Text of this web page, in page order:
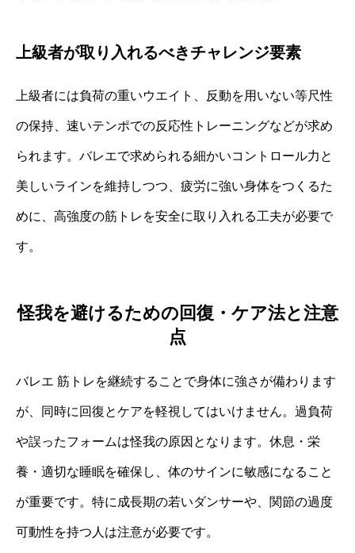
上級者が取り入れるべきチャレンジ要素
上級者には負荷の重いウエイト、反動を用いない等尺性
の保持、速いテンポでの反応性トレーニングなどが求め
られます。バレエで求められる細かいコントロール力と
美しいラインを維持しつつ、疲労に強い身体をつくるた
めに、高強度の筋トレを安全に取り入れる工夫が必要で
す。
怪我を避けるための回復・ケア法と注意
点
バレエ 筋トレを継続することで身体に強さが備わります
が、同時に回復とケアを軽視してはいけません。過負荷
や誤ったフォームは怪我の原因となります。休息・栄
養・適切な睡眠を確保し、体のサインに敏感になること
が重要です。特に成長期の若いダンサーや、関節の過度
可動性を持つ人は注意が必要です。